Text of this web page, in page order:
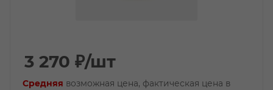
3 270 ₽/шт
Средняя возможная цена, фактическая цена в